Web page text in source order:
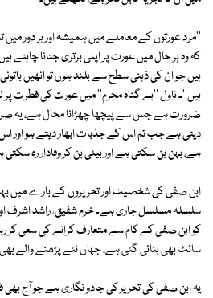
''مرد عورتوں کے معاملے میں ہمیشہ اور ہر دور
کہ وہ ہر حال میں عورت پر اپنی برتری جتانا چاہتے
ہیں جو ان کی ذہنی سطح سے بلند ہوں تو انھیں
ہیں''۔ ناول ''بے گناہ مجرم'' میں عورت کی فطرت
ضرورت ہے جس سے پیچھا چھڑانا محال ہے، یہ
دیتی ہے جب تم اس کے جذبات ابھار دیتے ہو اور
ہے، بہن بن سکتی ہے اور بیٹی بن کر وفادار رہ
ابن صفی کی شخصیت اور تحریروں کے بارے میں
سلسلہ مسلسل جاری ہے۔ خرم شفیق، راشد اشرف
کو ابن صفی کے کام سے متعارف کرانے کی سعی
سائٹ بھی بنائی گئی ہے، جہاں نئے پڑھنے والے
یہ ابن صفی کی تحریر کی جادو نگاری ہے جو آج بھی